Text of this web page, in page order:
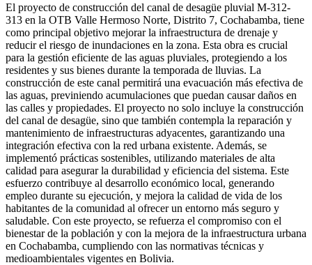
El proyecto de construcción del canal de desagüe pluvial M-312-
313 en la OTB Valle Hermoso Norte, Distrito 7, Cochabamba, tiene
como principal objetivo mejorar la infraestructura de drenaje y
reducir el riesgo de inundaciones en la zona. Esta obra es crucial
para la gestión eficiente de las aguas pluviales, protegiendo a los
residentes y sus bienes durante la temporada de lluvias. La
construcción de este canal permitirá una evacuación más efectiva de
las aguas, previniendo acumulaciones que puedan causar daños en
las calles y propiedades. El proyecto no solo incluye la construcción
del canal de desagüe, sino que también contempla la reparación y
mantenimiento de infraestructuras adyacentes, garantizando una
integración efectiva con la red urbana existente. Además, se
implementó prácticas sostenibles, utilizando materiales de alta
calidad para asegurar la durabilidad y eficiencia del sistema. Este
esfuerzo contribuye al desarrollo económico local, generando
empleo durante su ejecución, y mejora la calidad de vida de los
habitantes de la comunidad al ofrecer un entorno más seguro y
saludable. Con este proyecto, se refuerza el compromiso con el
bienestar de la población y con la mejora de la infraestructura urbana
en Cochabamba, cumpliendo con las normativas técnicas y
medioambientales vigentes en Bolivia.